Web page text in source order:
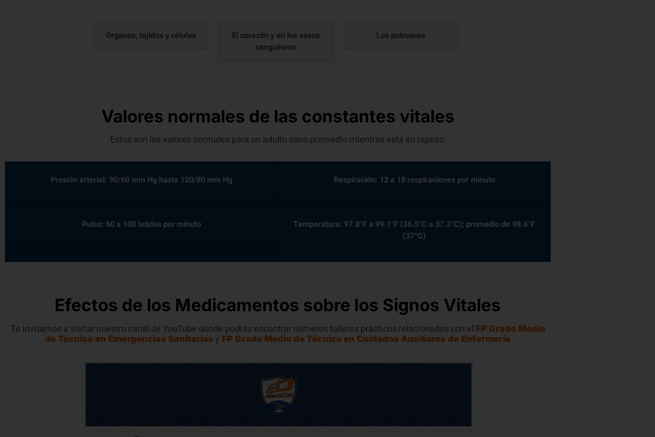
Órganos, tejidos y células
El corazón y en los vasos
sanguíneos
Los pulmones
Valores normales de las constantes vitales
Estos son los valores normales para un adulto sano promedio mientras está en reposo:
Presión arterial: 90/60 mm Hg hasta 120/80 mm Hg
Pulso: 60 a 100 latidos por minuto
Respiración: 12 a 18 respiraciones por minuto
Temperatura: 97.8°F a 99.1°F (36.5°C a 37.3°C); promedio de 98.6°F
(37ºC)
Efectos de los Medicamentos sobre los Signos Vitales
Te invitamos a visitar nuestro canal de YouTube donde podrás encontrar números talleres prácticos relacionados con el FP Grado Medio
de Técnico en Emergencias Sanitarias y FP Grado Medio de Técnico en Cuidados Auxiliares de Enfermería